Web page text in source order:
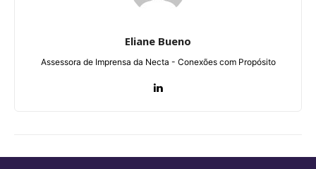
Eliane Bueno
Assessora de Imprensa da Necta - Conexões com Propósito